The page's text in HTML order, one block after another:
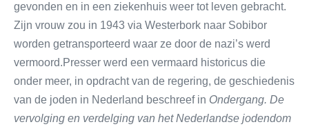
gevonden en in een ziekenhuis weer tot leven gebracht.
Zijn vrouw zou in 1943 via Westerbork naar Sobibor
worden getransporteerd waar ze door de nazi’s werd
vermoord.Presser werd een vermaard historicus die
onder meer, in opdracht van de regering, de geschiedenis
van de joden in Nederland beschreef in Ondergang. De
vervolging en verdelging van het Nederlandse jodendom